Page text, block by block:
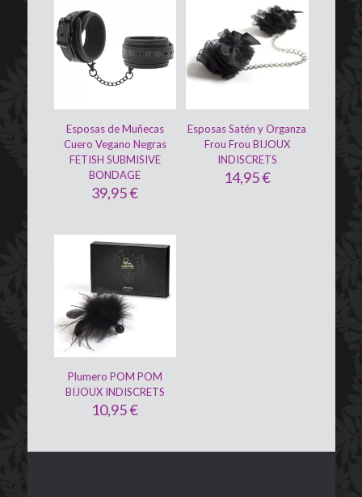
Esposas de Muñecas
Cuero Vegano Negras
FETISH SUBMISIVE
BONDAGE
39,95€
Esposas Satén y Organza
Frou Frou BIJOUX
INDISCRETS
14,95€
Plumero POM POM
BIJOUX INDISCRETS
10,95€